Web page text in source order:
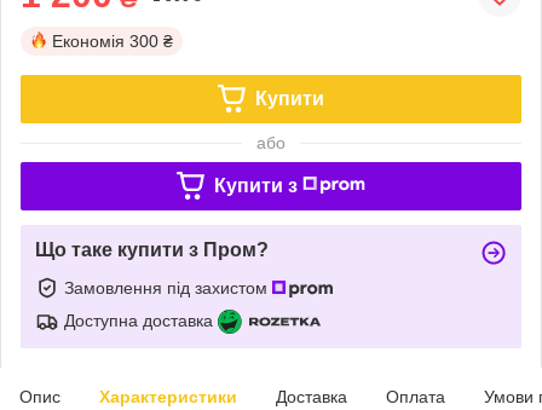
Економія 300 ₴
Купити
або
Купити з
Що таке купити з Пром?
Замовлення під захистом
Доступна доставка
Опис Характеристики Доставка Оплата Умови